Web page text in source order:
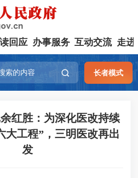
回应 办事服务 互动交流 走进
长者模式
红胜：为深化医改持续
大工程”，三明医改再出
发